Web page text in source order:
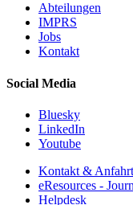
Abteilungen
IMPRS
Jobs
Kontakt
Social Media
Bluesky
LinkedIn
Youtube
Kontakt & Anfahrt
eResources -
Helpdesk